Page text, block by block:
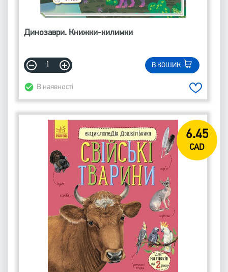
Динозаври. Книжки-килимки
В КОШИК
В наявності
6.45
CAD